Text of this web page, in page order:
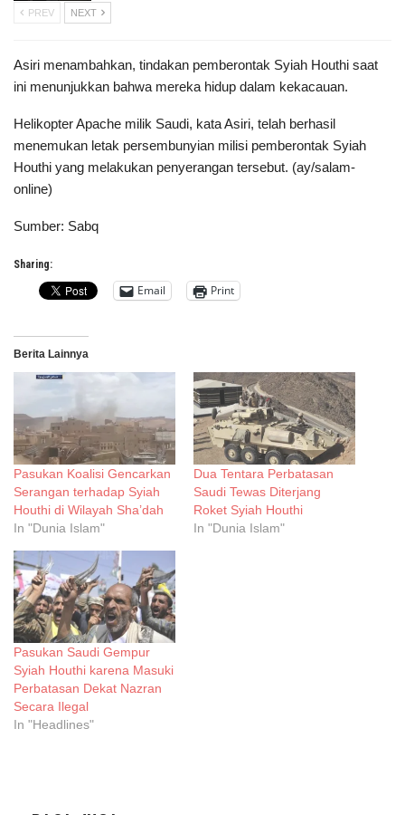
PREV NEXT
Asiri menambahkan, tindakan pemberontak Syiah Houthi saat
ini menunjukkan bahwa mereka hidup dalam kekacauan.
Helikopter Apache milik Saudi, kata Asiri, telah berhasil
menemukan letak persembunyian milisi pemberontak Syiah
Houthi yang melakukan penyerangan tersebut. (ay/salam-
online)
Sumber: Sabq
Sharing:
Email Print
Berita Lainnya
Pasukan Koalisi Gencarkan
Serangan terhadap Syiah
Houthi di Wilayah Sha’dah
In "Dunia Islam"
Dua Tentara Perbatasan
Saudi Tewas Diterjang
Roket Syiah Houthi
In "Dunia Islam"
Pasukan Saudi Gempur
Syiah Houthi karena Masuki
Perbatasan Dekat Nazran
Secara Ilegal
In "Headlines"